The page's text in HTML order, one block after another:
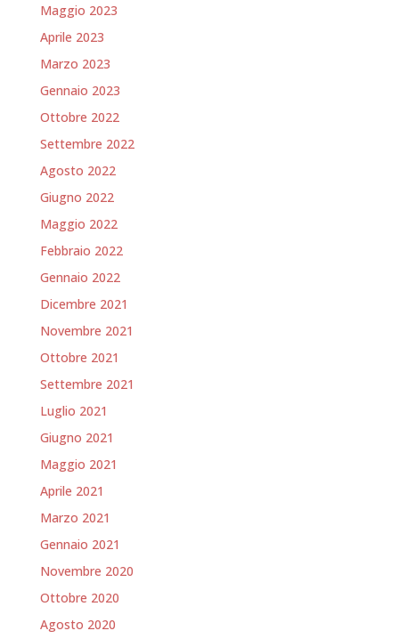
Maggio 2023
Aprile 2023
Marzo 2023
Gennaio 2023
Ottobre 2022
Settembre 2022
Agosto 2022
Giugno 2022
Maggio 2022
Febbraio 2022
Gennaio 2022
Dicembre 2021
Novembre 2021
Ottobre 2021
Settembre 2021
Luglio 2021
Giugno 2021
Maggio 2021
Aprile 2021
Marzo 2021
Gennaio 2021
Novembre 2020
Ottobre 2020
Agosto 2020